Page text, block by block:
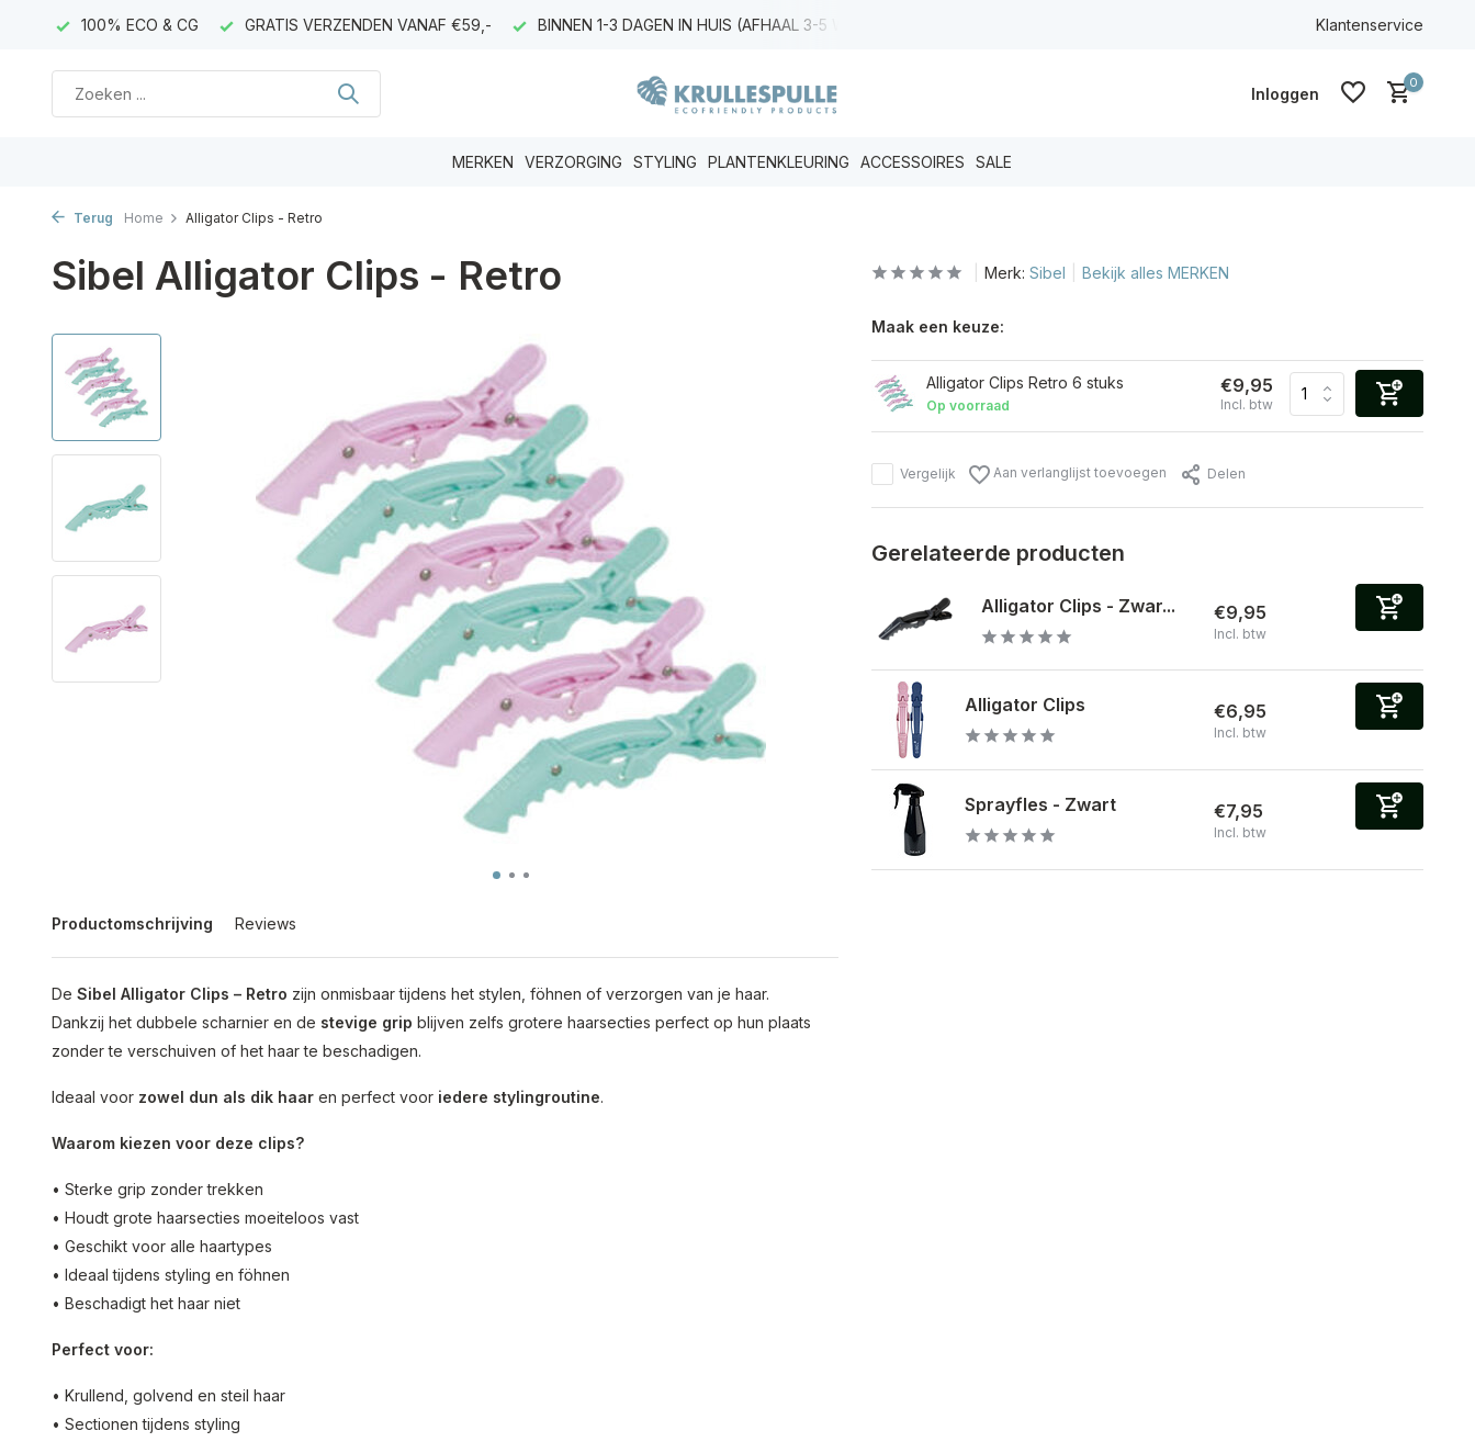
100% ECO & CG GRATIS VERZENDEN VANAF €59,- BINNEN 1-3 DAGEN IN HUIS (AFHAAL 3-5 WERKDAGEN) Klantenservice
Inloggen
0
MERKEN VERZORGING STYLING PLANTENKLEURING ACCESSOIRES SALE
Terug Home Alligator Clips - Retro
Sibel Alligator Clips - Retro
Productomschrijving Reviews
De Sibel Alligator Clips – Retro zijn onmisbaar tijdens het stylen, föhnen of verzorgen van je haar.
Dankzij het dubbele scharnier en de stevige grip blijven zelfs grotere haarsecties perfect op hun plaats
zonder te verschuiven of het haar te beschadigen.
Ideaal voor zowel dun als dik haar en perfect voor iedere stylingroutine.
Waarom kiezen voor deze clips?
• Sterke grip zonder trekken
• Houdt grote haarsecties moeiteloos vast
• Geschikt voor alle haartypes
• Ideaal tijdens styling en föhnen
• Beschadigt het haar niet
Perfect voor:
• Krullend, golvend en steil haar
• Sectionen tijdens styling
Merk: Sibel Bekijk alles MERKEN
Maak een keuze:
Alligator Clips Retro 6 stuks
Op voorraad
€9,95
Incl. btw
Vergelijk Aan verlanglijst toevoegen Delen
Gerelateerde producten
Alligator Clips - Zwar... €9,95
Incl. btw
Alligator Clips €6,95
Incl. btw
Sprayfles - Zwart €7,95
Incl. btw